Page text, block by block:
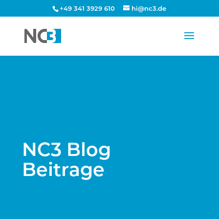
+49 341 3929 610 hi@nc3.de
NC3 Blog
Beitrage